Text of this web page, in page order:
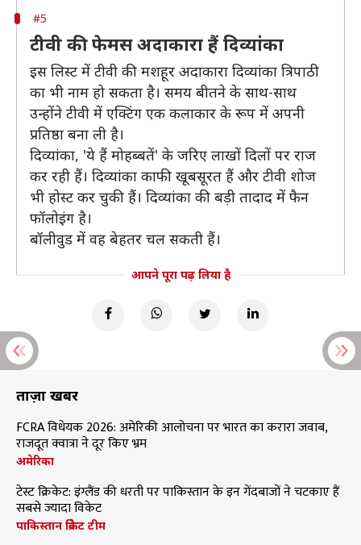
#5
टीवी की फेमस अदाकारा हैं दिव्यांका
इस लिस्ट में टीवी की मशहूर अदाकारा दिव्यांका त्रिपाठी
का भी नाम हो सकता है। समय बीतने के साथ-साथ
उन्होंने टीवी में एक्टिंग एक कलाकार के रूप में अपनी
प्रतिष्ठा बना ली है।
दिव्यांका, 'ये हैं मोहब्बतें' के जरिए लाखों दिलों पर राज
कर रही हैं। दिव्यांका काफी खूबसूरत हैं और टीवी शोज
भी होस्ट कर चुकी हैं। दिव्यांका की बड़ी तादाद में फैन
फॉलोइंग है।
बॉलीवुड में वह बेहतर चल सकती हैं।
आपने पूरा पढ़ लिया है
ताज़ा खबरें
FCRA विधेयक 2026: अमेरिकी आलोचना पर भारत का करारा जवाब,
राजदूत क्वात्रा ने दूर किए भ्रम
अमेरिका
टेस्ट क्रिकेट: इंग्लैंड की धरती पर पाकिस्तान के इन गेंदबाजों ने चटकाए हैं
सबसे ज्यादा विकेट
पाकिस्तान क्रिकेट टीम